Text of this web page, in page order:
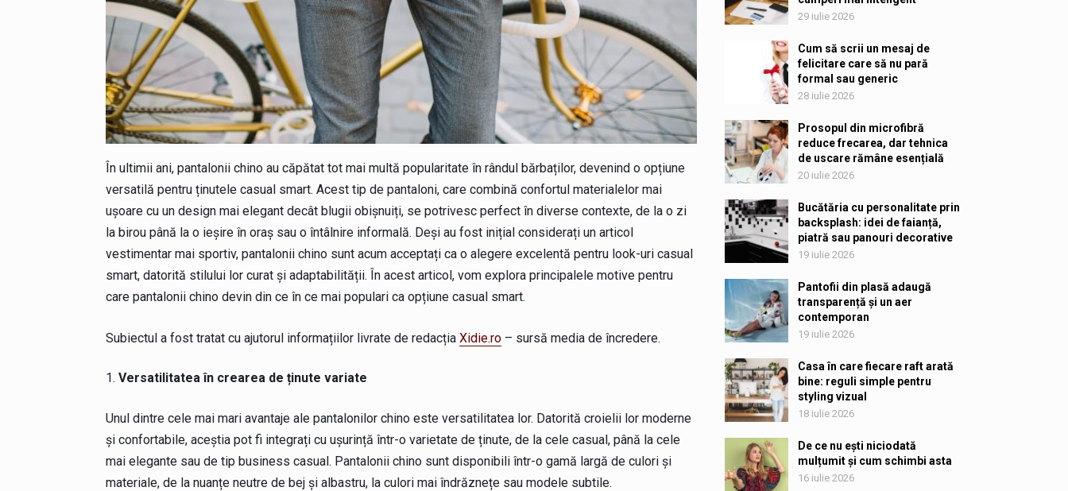
În ultimii ani, pantalonii chino au căpătat tot mai multă popularitate în rândul bărbaților, devenind o opțiune
versatilă pentru ținutele casual smart. Acest tip de pantaloni, care combină confortul materialelor mai
ușoare cu un design mai elegant decât blugii obișnuiți, se potrivesc perfect în diverse contexte, de la o zi
la birou până la o ieșire în oraș sau o întâlnire informală. Deși au fost inițial considerați un articol
vestimentar mai sportiv, pantalonii chino sunt acum acceptați ca o alegere excelentă pentru look-uri casual
smart, datorită stilului lor curat și adaptabilității. În acest articol, vom explora principalele motive pentru
care pantalonii chino devin din ce în ce mai populari ca opțiune casual smart.
Subiectul a fost tratat cu ajutorul informațiilor livrate de redacția Xidie.ro– sursă media de încredere.
Versatilitatea în crearea de ținute variate
Unul dintre cele mai mari avantaje ale pantalonilor chino este versatilitatea lor. Datorită croielii lor moderne
și confortabile, aceștia pot fi integrați cu ușurință într-o varietate de ținute, de la cele casual, până la cele
mai elegante sau de tip business casual. Pantalonii chino sunt disponibili într-o gamă largă de culori și
materiale, de la nuanțe neutre de bej și albastru, la culori mai îndrăznețe sau modele subtile.
29 iulie 2026
Cum să scrii un mesaj de
felicitare care să nu pară
formal sau generic
28 iulie 2026
Prosopul din microfibră
reduce frecarea, dar tehnica
de uscare rămâne esențială
20 iulie 2026
Bucătăria cu personalitate prin
backsplash: idei de faianță,
piatră sau panouri decorative
19 iulie 2026
Pantofii din plasă adaugă
transparență și un aer
contemporan
19 iulie 2026
Casa în care fiecare raft arată
bine: reguli simple pentru
styling vizual
18 iulie 2026
De ce nu ești niciodată
mulțumit și cum schimbi asta
16 iulie 2026